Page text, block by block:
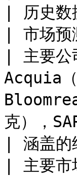
| 历史
| 市场
| 主要
Acquia
克），
| 涵盖
| 主要